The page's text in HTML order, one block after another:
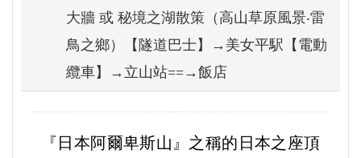
大牆 或 秘境之湖散策（高山草原風景‧雷
鳥之鄉）【隧道巴士】→美女平駅【電動
纜車】→立山站==→飯店
『日本阿爾卑斯山』之稱的日本之座頂